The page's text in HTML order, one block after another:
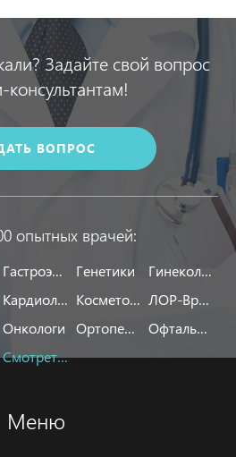
Задайте свой вопрос
ВОПРОС
опытных врачей:
Гастроэнтерологи Генетики
Гинекологи
Кардиологи Косметологи
ЛОР-Врачи
Онкологи Ортопеды
Офтальмологи
Смотреть все
Меню